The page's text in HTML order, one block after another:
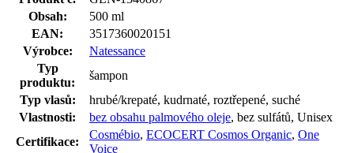
Obsah:
500 ml
EAN:
3517360020151
Výrobce:
Natessance
Typ
produktu:
šampon
Typ vlasů:
hrubé/krepaté, kudrnaté, roztřepené, suché
Vlastnosti:
bez obsahu palmového oleje, bez sulfátů, Unisex
Certifikace:
Cosmébio, ECOCERT Cosmos Organic, One
Voice